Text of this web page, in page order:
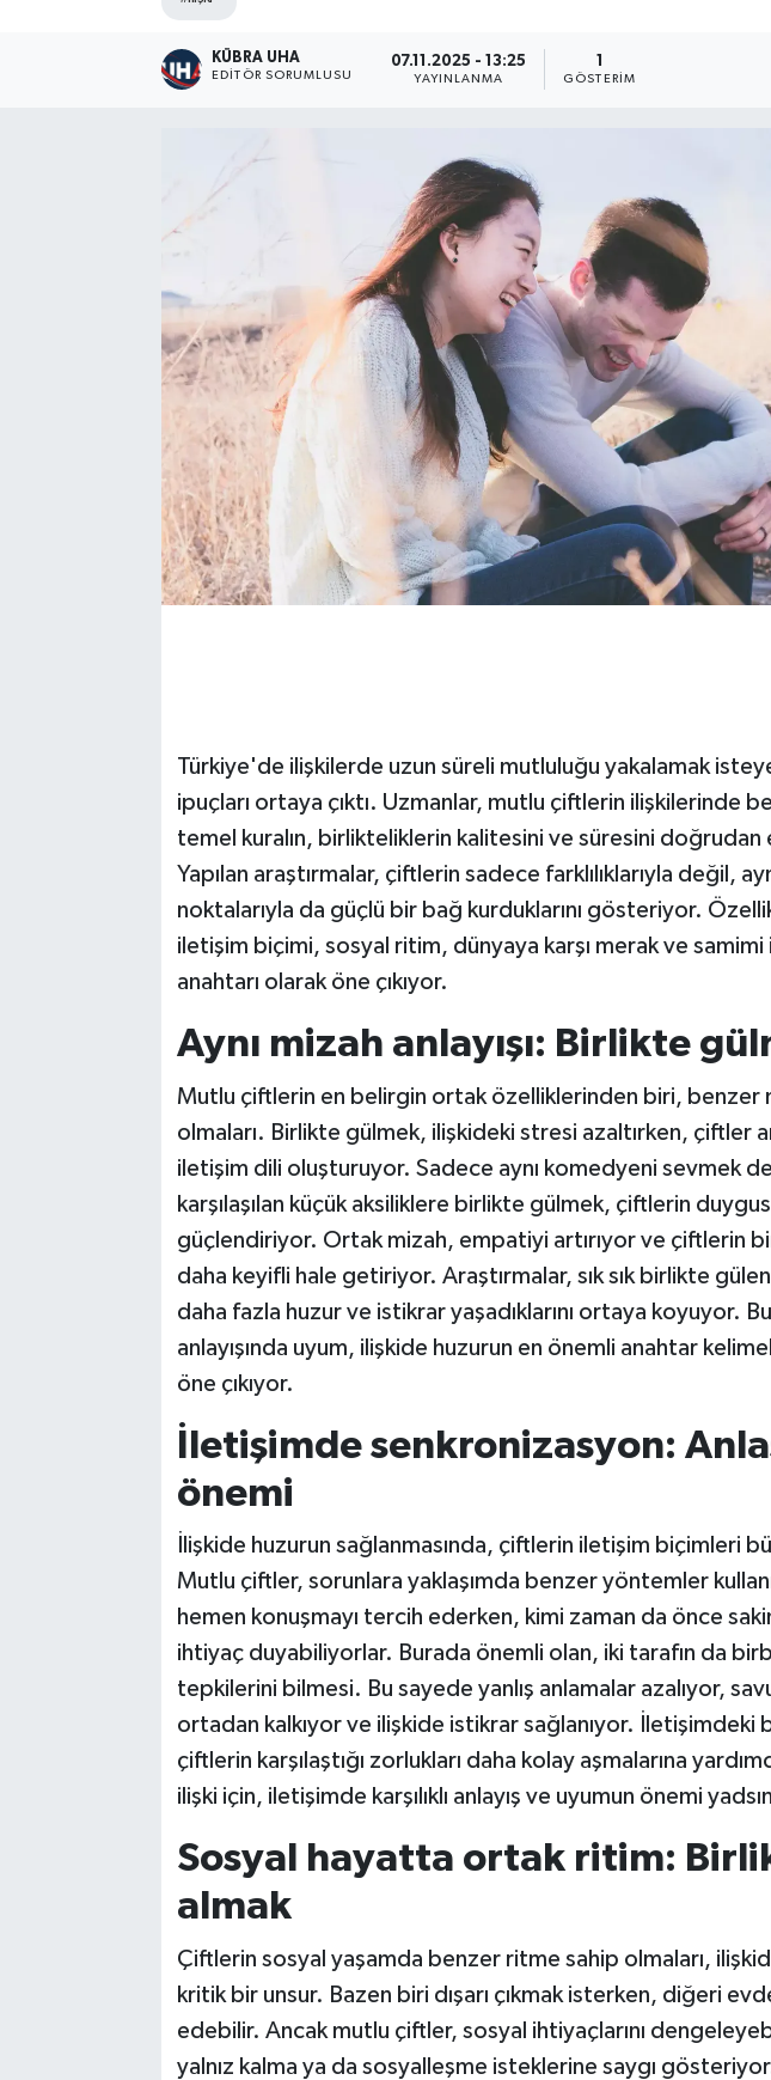
KÜBRA UHA
EDİTÖR SORUMLUSU
07.11.2025 - 13:25
YAYINLANMA
1
GÖSTERIM
Türkiye'de ilişkilerde uzun süreli mutluluğu yakalamak
ipuçları ortaya çıktı. Uzmanlar, mutlu çiftlerin ilişkilerinde
temel kuralın, birlikteliklerin kalitesini ve süresini
Yapılan araştırmalar, çiftlerin sadece farklılıklarıyla değil,
noktalarıyla da güçlü bir bağ kurduklarını gösteriyor.
iletişim biçimi, sosyal ritim, dünyaya karşı merak ve
anahtarı olarak öne çıkıyor.
Aynı mizah anlayışı: Birlikte
Mutlu çiftlerin en belirgin ortak özelliklerinden biri, benzer
olmaları. Birlikte gülmek, ilişkideki stresi azaltırken, çiftler
iletişim dili oluşturuyor. Sadece aynı komedyeni sevmek
karşılaşılan küçük aksiliklere birlikte gülmek, çiftlerin
güçlendiriyor. Ortak mizah, empatiyi artırıyor ve çiftlerin
daha keyifli hale getiriyor. Araştırmalar, sık sık birlikte
daha fazla huzur ve istikrar yaşadıklarını ortaya koyuyor.
anlayışında uyum, ilişkide huzurun en önemli anahtar
öne çıkıyor.
İletişimde senkronizasyon:
önemi
İlişkide huzurun sağlanmasında, çiftlerin iletişim biçimleri
Mutlu çiftler, sorunlara yaklaşımda benzer yöntemler
hemen konuşmayı tercih ederken, kimi zaman da önce
ihtiyaç duyabiliyorlar. Burada önemli olan, iki tarafın da
tepkilerini bilmesi. Bu sayede yanlış anlamalar azalıyor,
ortadan kalkıyor ve ilişkide istikrar sağlanıyor. İletişimdeki
çiftlerin karşılaştığı zorlukları daha kolay aşmalarına
ilişki için, iletişimde karşılıklı anlayış ve uyumun önemi
Sosyal hayatta ortak ritim:
almak
Çiftlerin sosyal yaşamda benzer ritme sahip olmaları,
kritik bir unsur. Bazen biri dışarı çıkmak isterken, diğeri
edebilir. Ancak mutlu çiftler, sosyal ihtiyaçlarını
yalnız kalma ya da sosyalleşme isteklerine saygı